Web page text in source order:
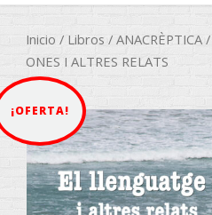
Inicio / Libros / ANACRÈPTICA /
ONES I ALTRES RELATS
¡OFERTA!